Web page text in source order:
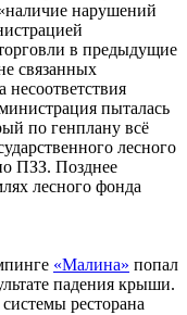
нарушений
в предыдущие
связанных
несоответствия
пыталась
по генплану всё
лесного
ПЗЗ. Позднее
лесного фонда
«Малина» попал
падения крыши.
ресторана